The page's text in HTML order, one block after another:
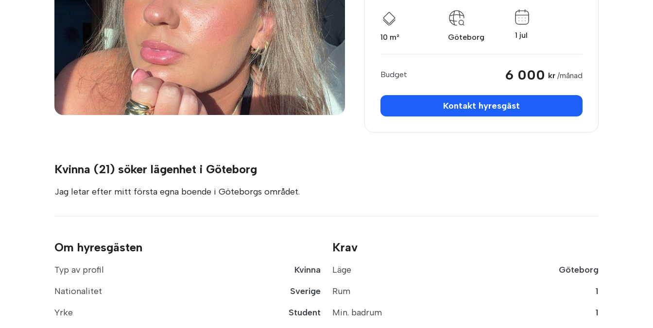
10 m² Göteborg 1 jul
Budget 6 000 kr /månad
Kontakt hyresgäst
Kvinna (21) söker lägenhet i Göteborg
Jag letar efter mitt första egna boende i Göteborgs området.
Om hyresgästen
Typ av profil
Kvinna
Nationalitet
Sverige
Yrke
Student
Krav
Läge
Göteborg
Rum
1
Min. badrum
1